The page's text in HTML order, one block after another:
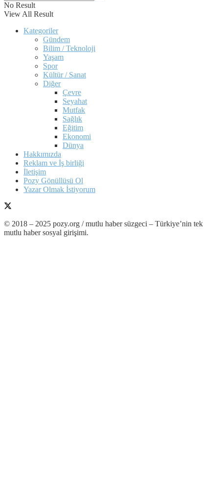
No Result
View All Result
Kategoriler
Gündem
Bilim / Teknoloji
Yaşam
Spor
Kültür / Sanat
Diğer
Çevre
Seyahat
Mutfak
Sağlık
Eğitim
Ekonomi
Dünya
Hakkımızda
Reklam ve İş birliği
İletişim
Pozy Gönüllüsü Ol
Yazar Olmak İstiyorum
© 2018 – 2025 pozy.org / mutlu haber süzgeci – Türkiye’nin tek
mutlu haber sosyal girişimi.